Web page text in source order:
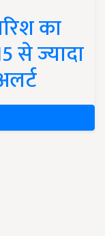
का
से ज्यादा